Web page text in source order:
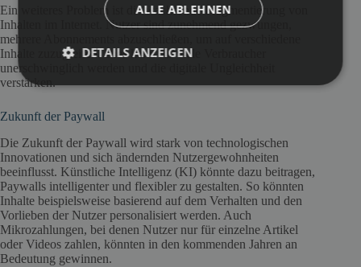
Ein weiteres Problem ist die wachsende Fragmentierung von
Inhalten im Internet. Nutzer sind zunehmend gezwungen,
mehrere Abonnements abzuschließen, um auf verschiedene
Inhalte zuzugreifen. Dies kann für viele Verbraucher
unerschwinglich werden und die digitale Ungleichheit
verstärken.
Zukunft der Paywall
Die Zukunft der Paywall wird stark von technologischen
Innovationen und sich ändernden Nutzergewohnheiten
beeinflusst. Künstliche Intelligenz (KI) könnte dazu beitragen,
Paywalls intelligenter und flexibler zu gestalten. So könnten
Inhalte beispielsweise basierend auf dem Verhalten und den
Vorlieben der Nutzer personalisiert werden. Auch
Mikrozahlungen, bei denen Nutzer nur für einzelne Artikel
oder Videos zahlen, könnten in den kommenden Jahren an
Bedeutung gewinnen.
ALLE ABLEHNEN
DETAILS ANZEIGEN